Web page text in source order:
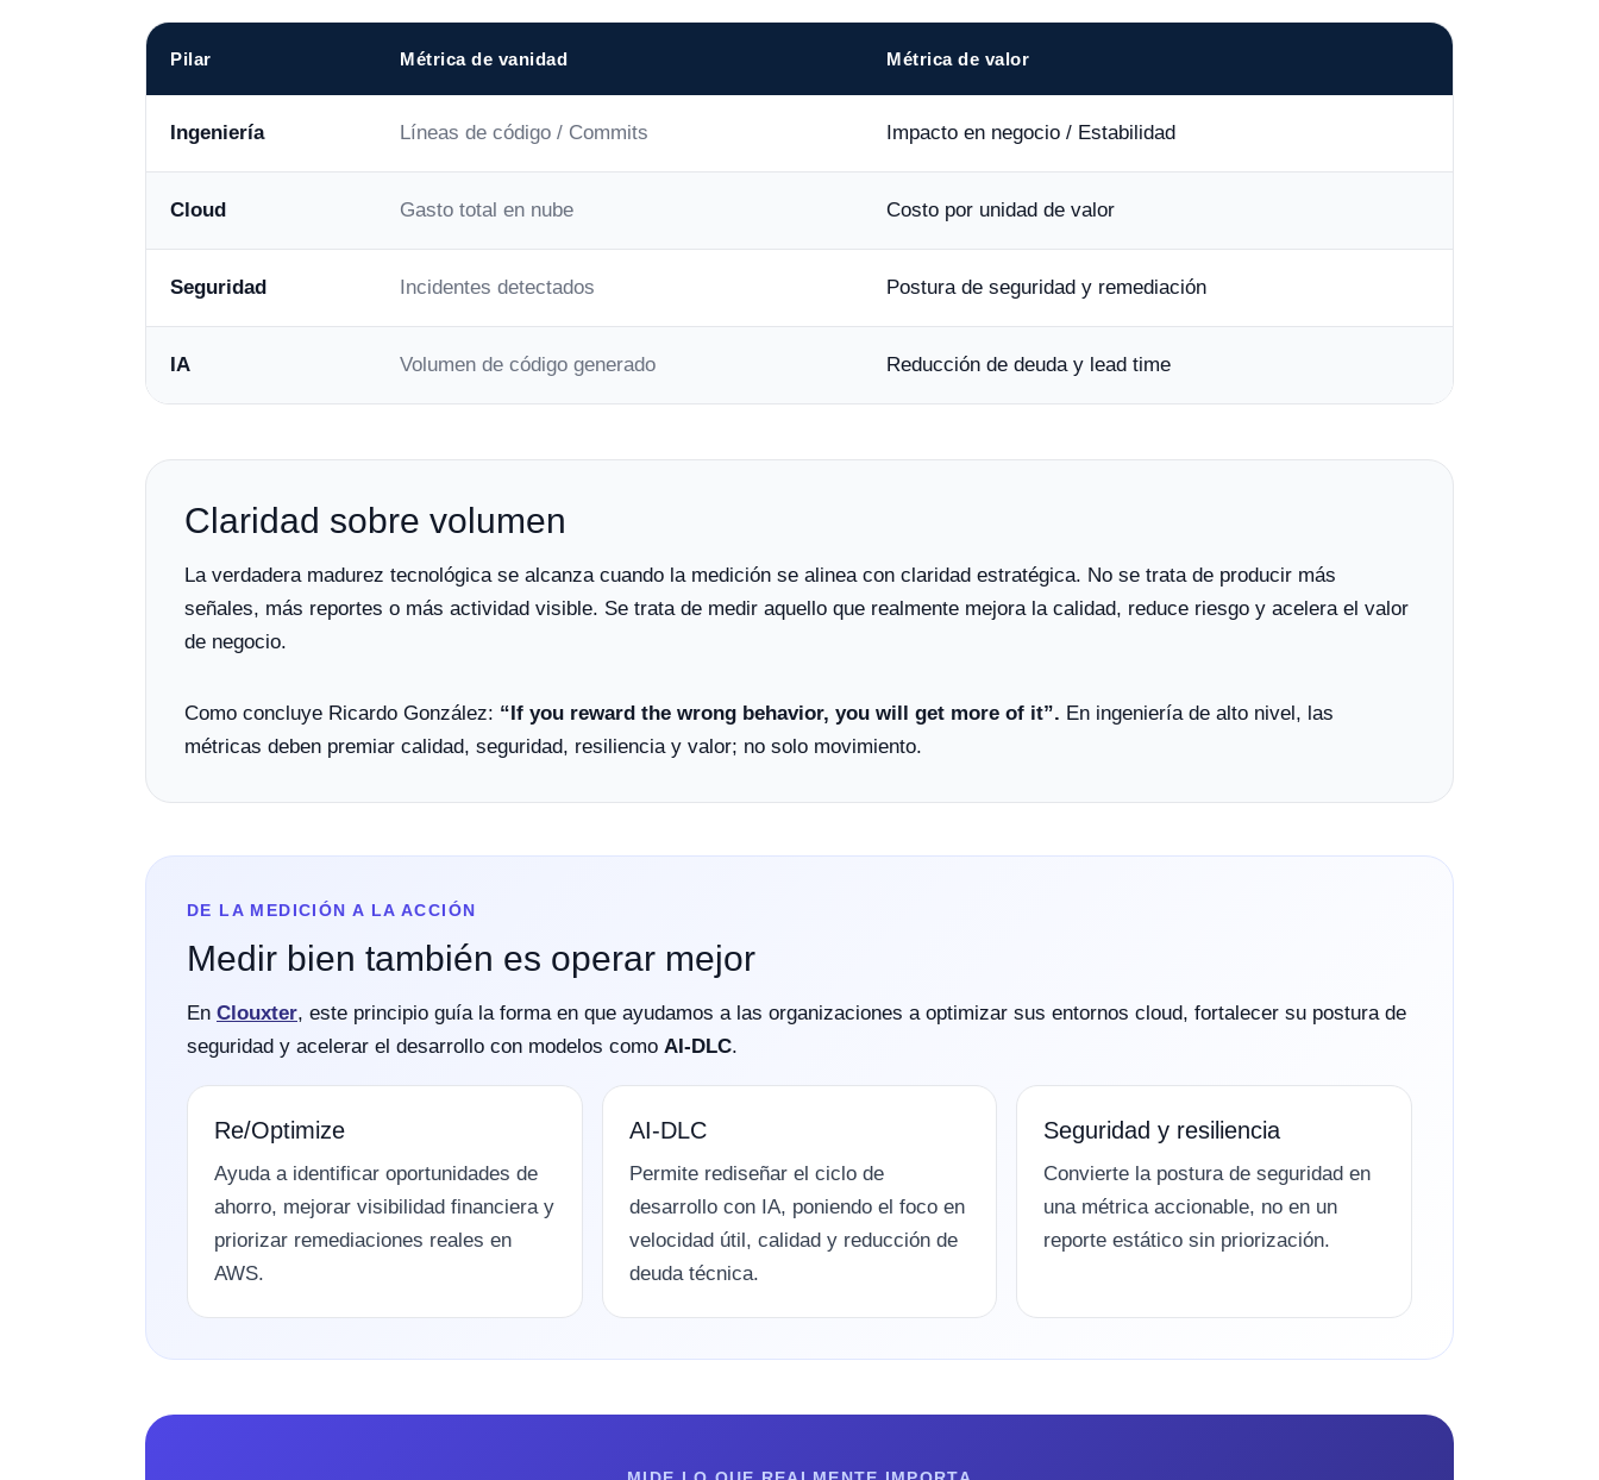
Pilar Métrica de vanidad Métrica de valor
Ingeniería Líneas de código / Commits Impacto en negocio / Estabilidad
Cloud Gasto total en nube Costo por unidad de valor
Seguridad Incidentes detectados Postura de seguridad y remediación
IA Volumen de código generado Reducción de deuda y lead time
Claridad sobre volumen
La verdadera madurez tecnológica se alcanza cuando la medición se alinea con claridad estratégica. No se trata de producir más
señales, más reportes o más actividad visible. Se trata de medir aquello que realmente mejora la calidad, reduce riesgo y acelera el valor
de negocio.
Como concluye Ricardo González: “If you reward the wrong behavior, you will get more of it”. En ingeniería de alto nivel, las
métricas deben premiar calidad, seguridad, resiliencia y valor; no solo movimiento.
DE LA MEDICIÓN A LA ACCIÓN
Medir bien también es operar mejor
En Clouxter, este principio guía la forma en que ayudamos a las organizaciones a optimizar sus entornos cloud, fortalecer su postura de
seguridad y acelerar el desarrollo con modelos como AI-DLC.
Re/Optimize
Ayuda a identificar oportunidades de
ahorro, mejorar visibilidad financiera y
priorizar remediaciones reales en
AWS.
AI-DLC
Permite rediseñar el ciclo de
desarrollo con IA, poniendo el foco en
velocidad útil, calidad y reducción de
deuda técnica.
Seguridad y resiliencia
Convierte la postura de seguridad en
una métrica accionable, no en un
reporte estático sin priorización.